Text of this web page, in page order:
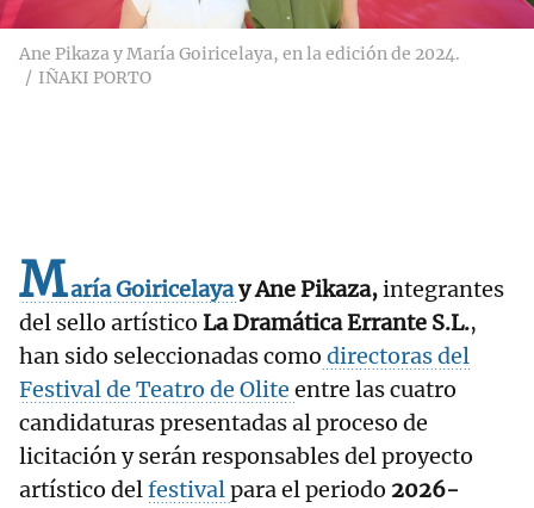
Ane Pikaza y María Goiricelaya, en la edición de 2024.
IÑAKI PORTO
María Goiricelayay Ane Pikaza,integrantes
del sello artístico La Dramática Errante S.L.,
han sido seleccionadas como directoras del
Festival de Teatro de Olite entre las cuatro
candidaturas presentadas al proceso de
licitación y serán responsables del proyecto
artístico delfestivalpara el periodo 2026-